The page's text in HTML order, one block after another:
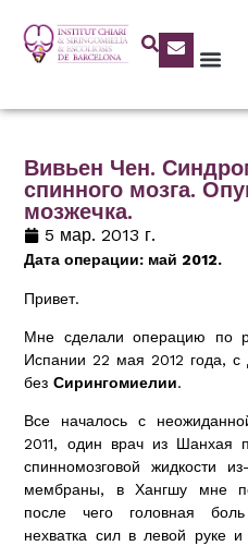
Вивьен Чен.
спинного мозга.
мозжечка.
5 мар. 2013 г.
Дата операции: май 2012.
Привет.
Мне сделали операцию по
Испании 22 мая 2012 года, с
безСирингомиелии.
Все началось с
2011, один врач из Шанхая
спинномозговой жидкости
мембраны, в Хангшу мне
после чего головная
нехватка сил в левой руке